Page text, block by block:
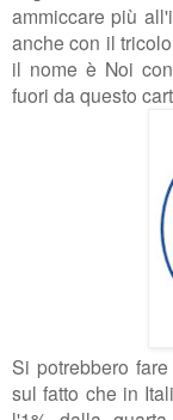
ammiccare più
anche con il
il nome è Noi
fuori da questo
Si potrebbero
sul fatto che in